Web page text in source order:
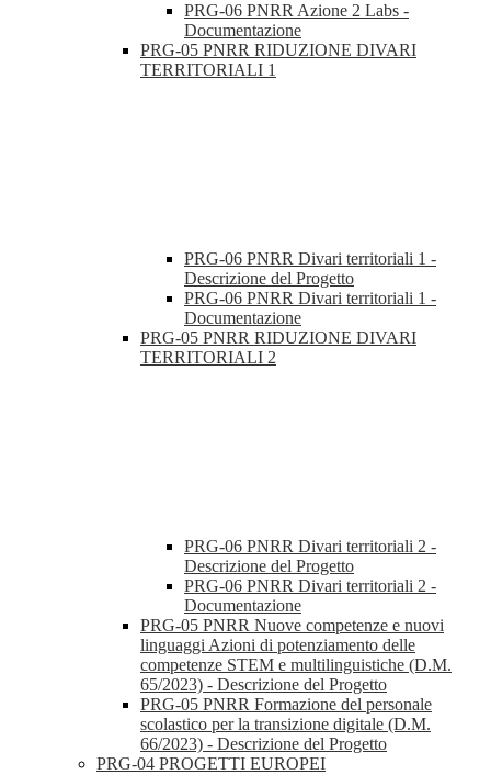
PRG-06 PNRR Azione 2 Labs -
Documentazione
PRG-05 PNRR RIDUZIONE DIVARI
TERRITORIALI 1
PRG-06 PNRR Divari territoriali 1 -
Descrizione del Progetto
PRG-06 PNRR Divari territoriali 1 -
Documentazione
PRG-05 PNRR RIDUZIONE DIVARI
TERRITORIALI 2
PRG-06 PNRR Divari territoriali 2 -
Descrizione del Progetto
PRG-06 PNRR Divari territoriali 2 -
Documentazione
PRG-05 PNRR Nuove competenze e nuovi
linguaggi Azioni di potenziamento delle
competenze STEM e multilinguistiche (D.M.
65/2023) - Descrizione del Progetto
PRG-05 PNRR Formazione del personale
scolastico per la transizione digitale (D.M.
66/2023) - Descrizione del Progetto
PRG-04 PROGETTI EUROPEI